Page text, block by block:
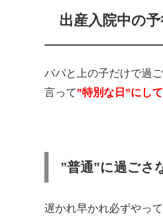
出産入院中の
パパと上の子だけで過
言って”特別な日”にし
”普通”に過ごさ
遅かれ早かれ必ずやっ